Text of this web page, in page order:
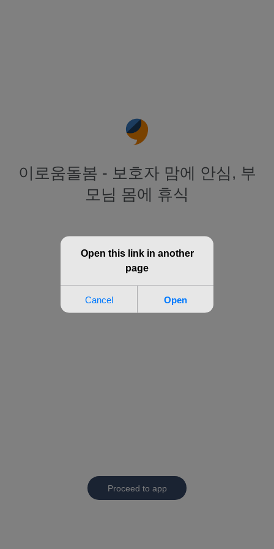
이로움돌봄 - 보호자 맘에 안심, 부
모님 몸에 휴식
Proceed to app